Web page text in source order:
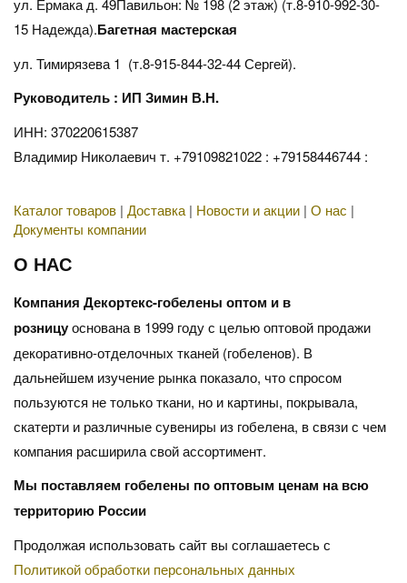
ул. Ермака д. 49Павильон: № 198 (2 этаж) (т.8-910-992-30-
15 Надежда).Багетная мастерская
ул. Тимирязева 1 (т.8-915-844-32-44 Сергей).
Руководитель : ИП Зимин В.Н.
ИНН: 370220615387
Владимир Николаевич т. +79109821022 : +79158446744 :
Каталог товаров | Доставка | Новости и акции | О нас |
Документы компании
О НАС
Компания Декортекс-гобелены оптом и в
розницуоснована в 1999 году с целью оптовой продажи
декоративно-отделочных тканей (гобеленов). В
дальнейшем изучение рынка показало, что спросом
пользуются не только ткани, но и картины, покрывала,
скатерти и различные сувениры из гобелена, в связи с чем
компания расширила свой ассортимент.
Мы поставляем гобелены по оптовым ценам на всю
территорию России
Продолжая использовать сайт вы соглашаетесь с
Политикой обработки персональных данных